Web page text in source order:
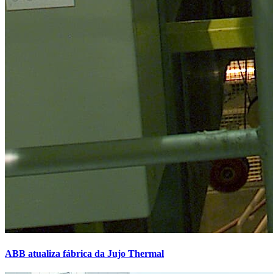
ABB atualiza fábrica da Jujo Thermal